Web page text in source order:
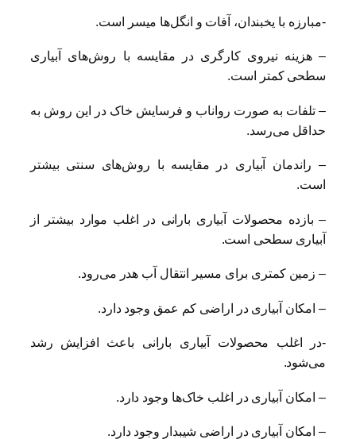
-مبارزه با یخبندان، آفات و انگل‌ها میسر است.
– هزینه نیروی کارگری در مقایسه با روش‌های آبیاری
سطحی کمتر است.
– تلفات به صورت رواناب و فرسایش خاک در این روش به
حداقل می‌رسد.
– راندمان آبیاری در مقایسه با روش‌های سنتی بیشتر
است.
– بازده محصولات آبیاری بارانی در اغلب موارد بیشتر از
آبیاری سطحی است.
– زمین کمتری برای مسیر انتقال آب هدر می‌رود.
– امکان آبیاری در اراضی کم عمق وجود دارد.
-در اغلب محصولات آبیاری بارانی باعث افزایش رشد
می‌شود.
– امکان آبیاری در اغلب خاک‌ها وجود دارد.
– امکان آبیاری در اراضی شیبدار وجود دارد.